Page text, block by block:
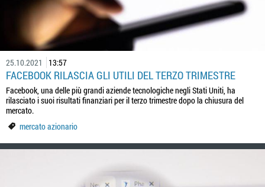
25.10.2021 13:57
FACEBOOK RILASCIA GLI UTILI DEL TERZO TRIMESTRE
Facebook, una delle più grandi aziende tecnologiche negli Stati Uniti, ha
rilasciato i suoi risultati finanziari per il terzo trimestre dopo la chiusura del
mercato.
mercato azionario